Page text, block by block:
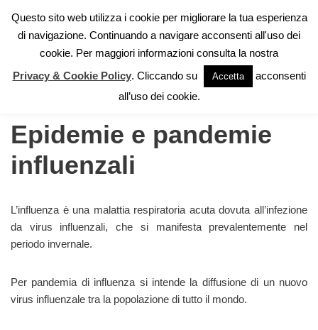
Vai
contenuto
»Epidemie e pandemie influenzali
Epidemie e pandemie
influenzali
L’influenza è una malattia respiratoria acuta dovuta all’infezione
da virus influenzali, che si manifesta prevalentemente nel
periodo invernale.
Per pandemia di influenza si intende la diffusione di un nuovo
virus influenzale tra la popolazione di tutto il mondo.
Questo sito web utilizza i cookie per migliorare la tua esperienza
di navigazione. Continuando a navigare acconsenti all'uso dei
cookie. Per maggiori informazioni consulta la nostra
Privacy & Cookie Policy. Cliccando su Accetta
acconsenti
all’uso dei cookie.